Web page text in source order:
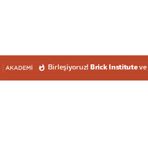
Birleşiyoruz! Brick Instituteve